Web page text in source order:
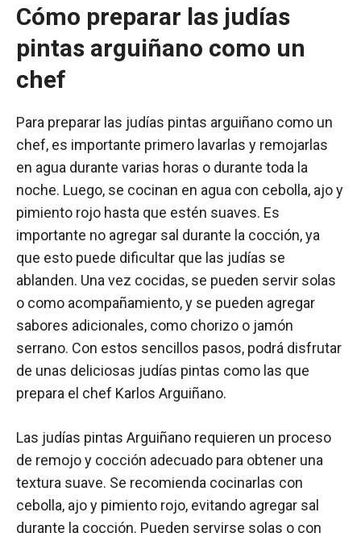
Cómo preparar las judías
pintas arguiñano como un
chef
Para preparar las judías pintas arguiñano como un
chef, es importante primero lavarlas y remojarlas
en agua durante varias horas o durante toda la
noche. Luego, se cocinan en agua con cebolla, ajo y
pimiento rojo hasta que estén suaves. Es
importante no agregar sal durante la cocción, ya
que esto puede dificultar que las judías se
ablanden. Una vez cocidas, se pueden servir solas
o como acompañamiento, y se pueden agregar
sabores adicionales, como chorizo o jamón
serrano. Con estos sencillos pasos, podrá disfrutar
de unas deliciosas judías pintas como las que
prepara el chef Karlos Arguiñano.
Las judías pintas Arguiñano requieren un proceso
de remojo y cocción adecuado para obtener una
textura suave. Se recomienda cocinarlas con
cebolla, ajo y pimiento rojo, evitando agregar sal
durante la cocción. Pueden servirse solas o con